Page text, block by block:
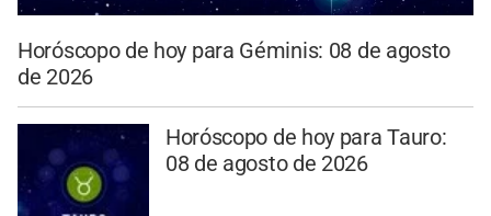
Horóscopo de hoy para Géminis: 08 de agosto
de 2026
Horóscopo de hoy para Tauro:
08 de agosto de 2026